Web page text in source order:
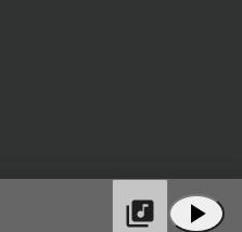
play_arrow
library_music